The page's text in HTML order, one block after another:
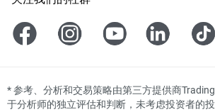
*参考、分析和交易策略由第三方提供商
于分析师的独立评估和判断，未考虑投资者的投